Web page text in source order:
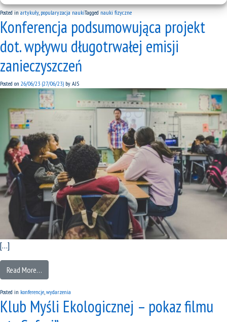
Posted in artykuły, popularyzacja naukiTagged nauki fizyczne
Konferencja podsumowująca projekt
dot. wpływu długotrwałej emisji
zanieczyszczeń
Posted on 26/06/23 (27/06/23) by AJS
[…]
Read More…
Posted in konferencje,wydarzenia
Klub Myśli Ekologicznej – pokaz filmu